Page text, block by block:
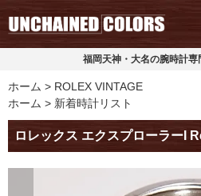
福岡天神・大名の腕時計
ホーム
ROLEX VINTAGE
ホーム
新着時計リスト
ロレックス エクスプローラーI